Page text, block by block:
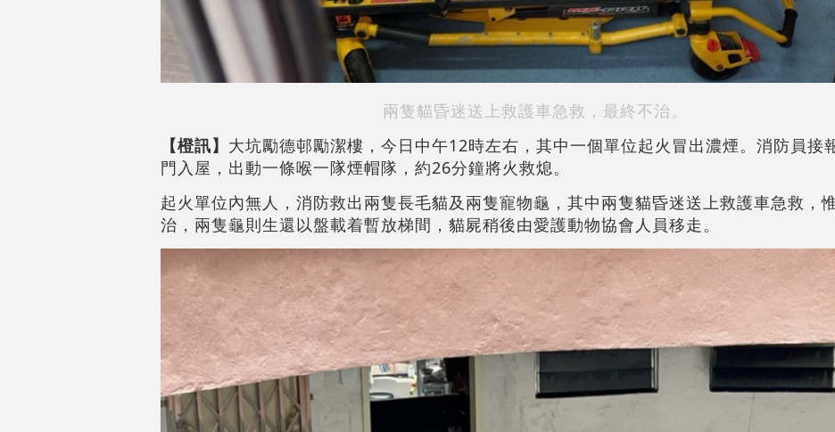
兩隻貓昏迷送上救護車急救，最終不治。
【橙訊】 大坑勵德邨勵潔樓，今日中午12時左右，其中一個單位起火冒出濃煙。消防員接
門入屋，出動一條喉一隊煙帽隊，約26分鐘將火救熄。
起火單位內無人，消防救出兩隻長毛貓及兩隻寵物龜，其中兩隻貓昏迷送上救護車急救，
治，兩隻龜則生還以盤載着暫放梯間，貓屍稍後由愛護動物協會人員移走。